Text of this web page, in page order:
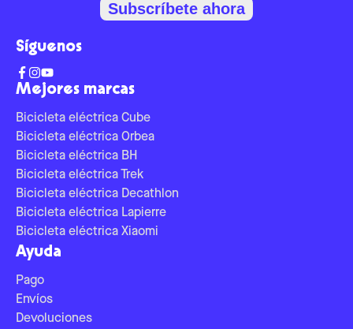
Mejores marcas
Bicicleta eléctrica Cube
Bicicleta eléctrica Orbea
Bicicleta eléctrica BH
Bicicleta eléctrica Trek
Bicicleta eléctrica Decathlon
Bicicleta eléctrica Lapierre
Bicicleta eléctrica Xiaomi
Ayuda
Pago
Envíos
Devoluciones
Subscríbete ahora
Síguenos